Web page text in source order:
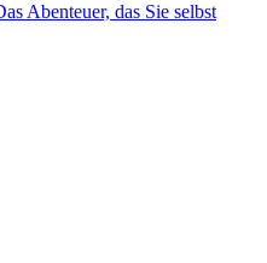
Abenteuer, das Sie selbst